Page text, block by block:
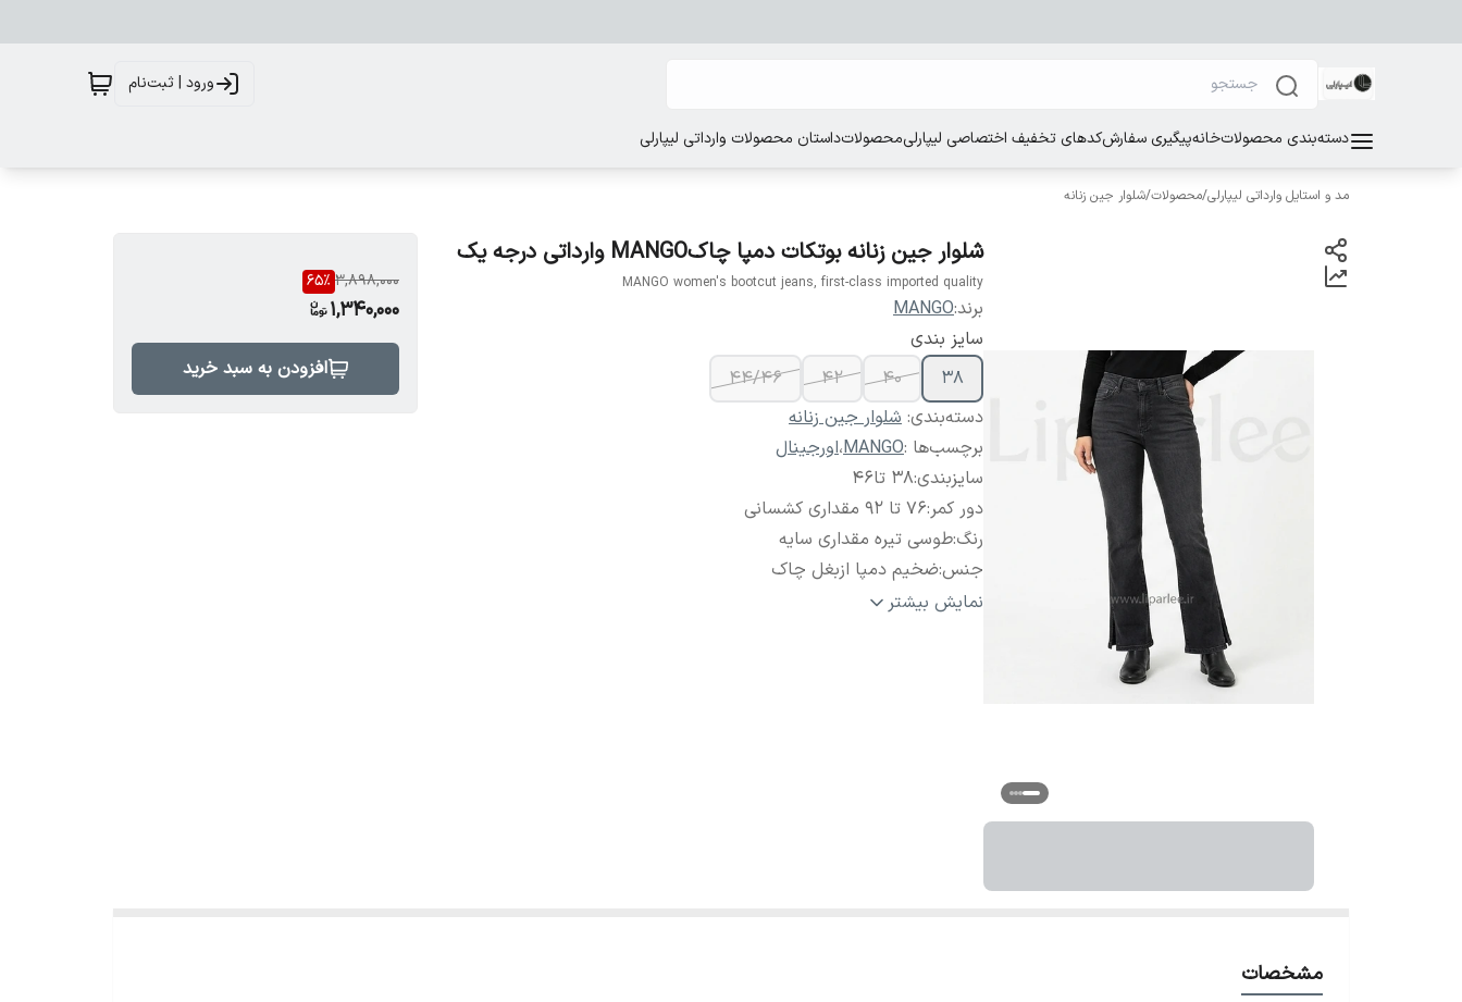
ورود | ثبت‌نام
دسته‌بندی محصولاتخانهپیگیری سفارشکدهای تخفیف اختصاصی لیپارلیمحصولاتداستان محصولات وارداتی لیپارلی
مد و استایل وارداتی لیپارلی/محصولات/شلوار جین زنانه
شلوار جین زنانه بوتکات دمپا چاکMANGO وارداتی درجه یک
MANGO women's bootcut jeans, first-class imported quality
برند:MANGO
سایز بندی
38
40
42
44/46
دسته‌بندی: شلوار جین زنانه
برچسب‌ها :MANGO،اورجینال
سایزبندی:38 تا46
دور کمر:76 تا 92 مقداری کشسانی
رنگ:طوسی تیره مقداری سایه
جنس:ضخیم دمپا ازبغل چاک
سایز 38
:💚فاق از جلو27🔸قد103🔸عرض ران22🔸دمپا 22🔸عرض باسن40نمایش بیشتر
3,898,000
65%
1,340,000
افزودن به سبد خرید
مشخصات